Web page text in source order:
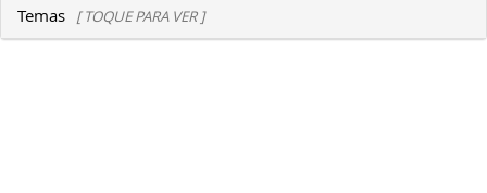
Temas [ TOQUE PARA VER ]